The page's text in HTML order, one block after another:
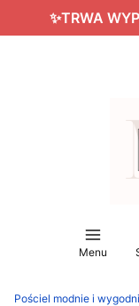
✨TRWA
Menu
Pościel modnie i